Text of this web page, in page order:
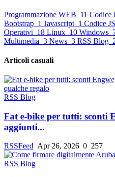
Programmazione WEB 11 Codice
Bootstrap 1 Javascript 1 Codice JS
Operativi 18 Linux 10 Windows
Multimedia 3 News 3 RSS Blog
Articoli casuali
RSS Blog
Fat e-bike per tutti: sconti
aggiunti...
RSSFeed Apr 26, 2026 0 257
RSS Blog